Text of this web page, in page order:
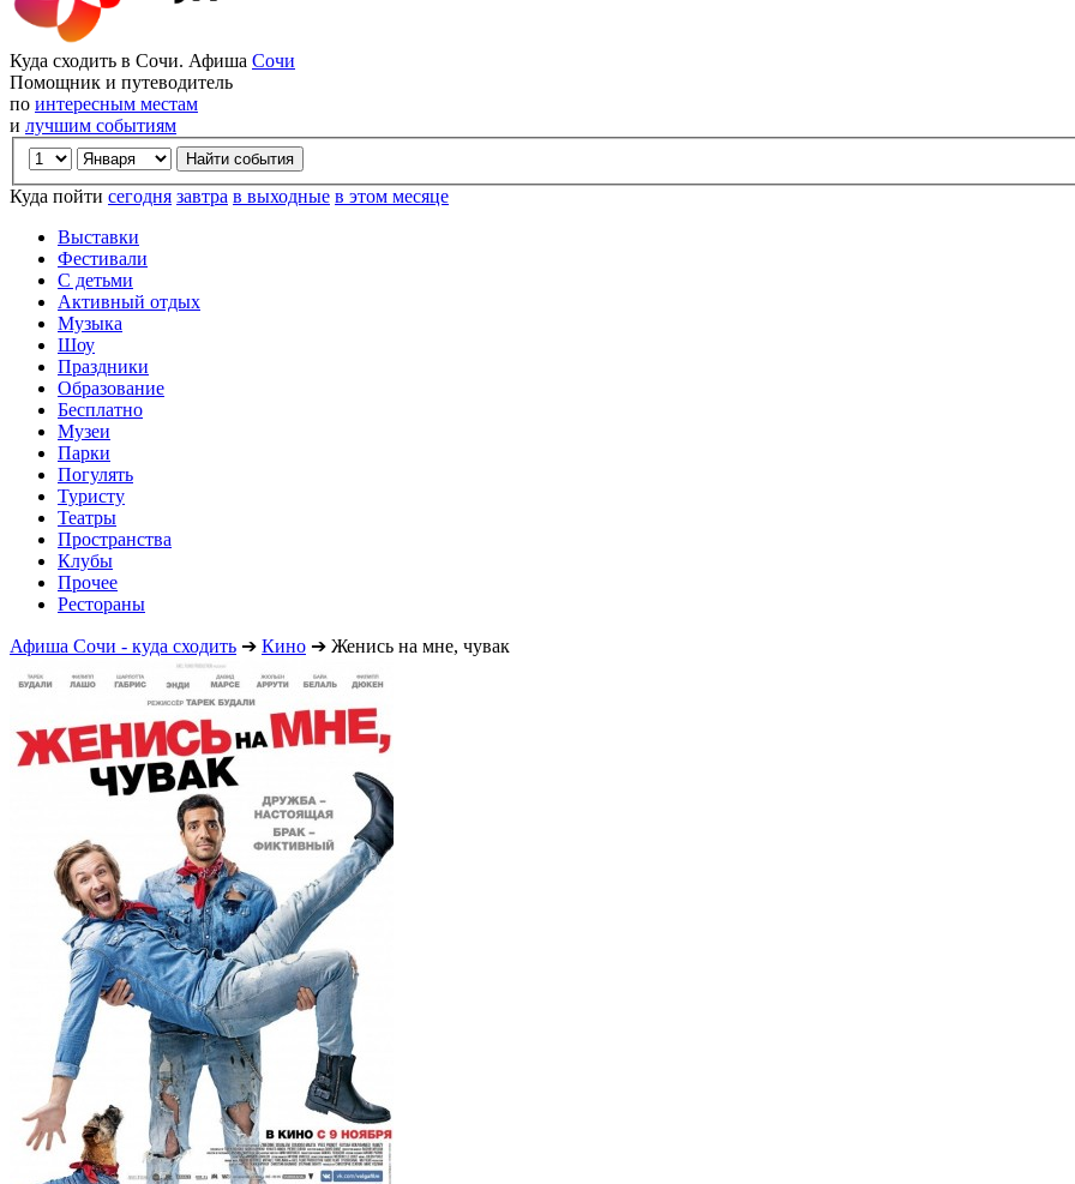
Куда сходить в Сочи. Афиша Сочи
Помощник и путеводитель
по интересным местам
и лучшим событиям
Куда пойти сегодня завтра в выходные в этом месяце
Выставки
Фестивали
С детьми
Активный отдых
Музыка
Шоу
Праздники
Образование
Бесплатно
Музеи
Парки
Погулять
Туристу
Театры
Пространства
Клубы
Прочее
Рестораны
Афиша Сочи - куда сходить ➔ Кино ➔ Женись на мне, чувак